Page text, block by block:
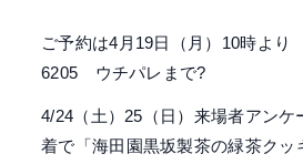
ご予約は4月19日（月）10時よ
6205 ウチパレまで?
4/24（土）25（日）来場者アンケ
着で「海田園黒坂製茶の緑茶クッ